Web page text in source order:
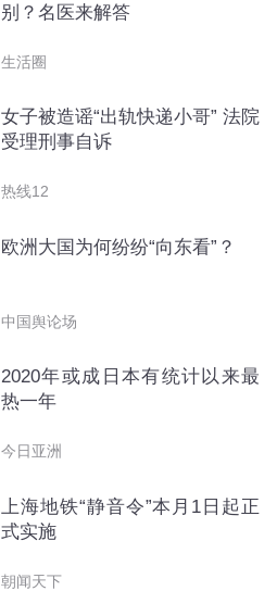
别？名医来解答
生活圈
女子被造谣“出轨快递小哥” 法院
受理刑事自诉
热线12
欧洲大国为何纷纷“向东看”？
中国舆论场
2020年或成日本有统计以来最
热一年
今日亚洲
上海地铁“静音令”本月1日起正
式实施
朝闻天下